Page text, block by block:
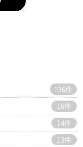
136件
16件
14件
13件